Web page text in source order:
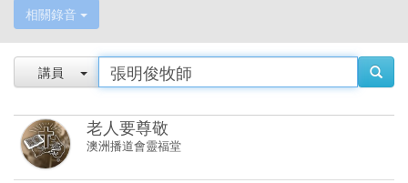
相關錄音
講員
老人要尊敬
澳洲播道會靈福堂